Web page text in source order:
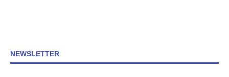
NEWSLETTER